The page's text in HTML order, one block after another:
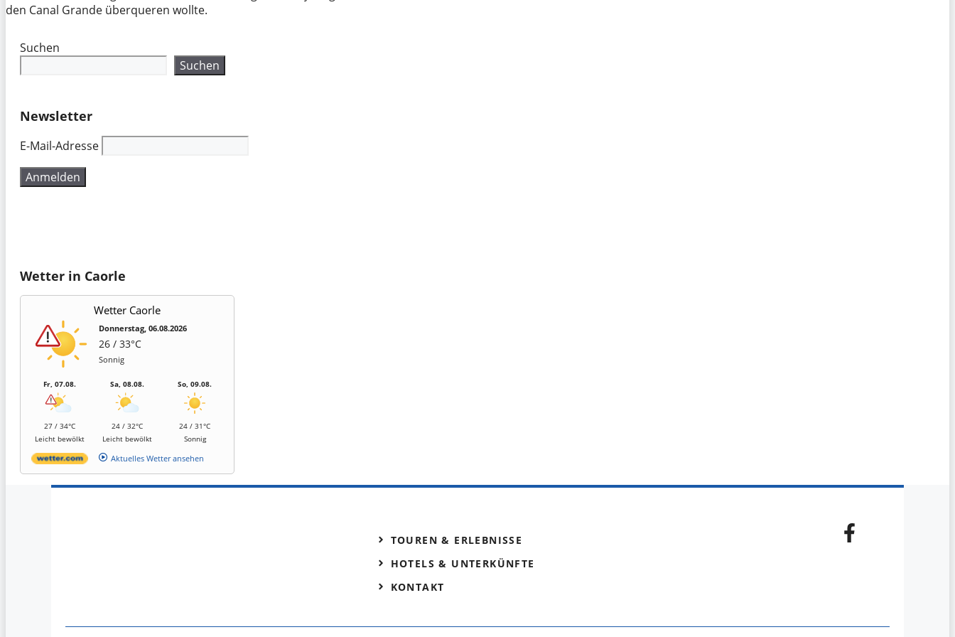
den Canal Grande überqueren wollte.
Suchen
Suchen
Newsletter
E-Mail-Adresse
Wetter in Caorle
Wetter Caorle
Donnerstag, 06.08.2026
26 / 33°C
Sonnig
Fr, 07.08.
27 / 34°C
Leicht bewölkt
Sa, 08.08.
24 / 32°C
Leicht bewölkt
So, 09.08.
24 / 31°C
Sonnig
Aktuelles Wetter ansehen
TOUREN & ERLEBNISSE
HOTELS & UNTERKÜNFTE
KONTAKT